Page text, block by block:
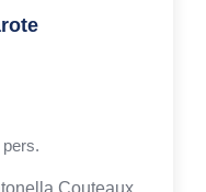
Couteaux